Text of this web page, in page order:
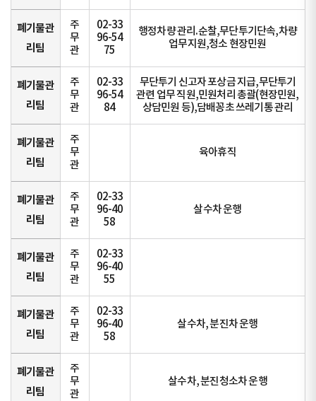
폐기물관
리팀
주
무
관
02-33
96-54
75
행정차량 관리.순찰,무단투기단속,차량
업무지원,청소 현장민원
폐기물관
리팀
주
무
관
02-33
96-54
84
무단투기 신고자 포상금 지급,무단투기
관련 업무 직원,민원처리 총괄(현장민원,
상담민원 등),담배꽁초 쓰레기통 관리
폐기물관
리팀
주
무
관
육아휴직
폐기물관
리팀
주
무
관
02-33
96-40
58
살수차 운행
폐기물관
리팀
주
무
관
02-33
96-40
55
폐기물관
리팀
주
무
관
02-33
96-40
58
살수차, 분진차 운행
폐기물관
리팀
주
무
관
살수차, 분진청소차 운행